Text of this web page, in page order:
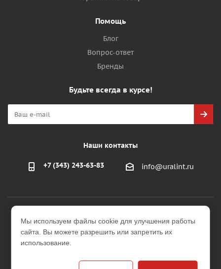
Помощь
Блог
Вопрос-ответ
Бренды
Будьте всегда в курсе!
Наши контакты
+7 (343) 243-63-83 info@uralint.ru
2026 © ООО "УралИнтерьер"
Интернет-магазин строительных и отделочных
Версия для печати
Мы используем файлы cookie для улучшения работы
сайта. Вы можете разрешить или запретить их
использование.